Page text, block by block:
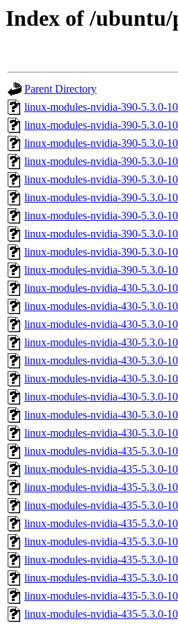
Index of /ubuntu/
Parent Directory
linux-modules-nvidia-390-5.3.0-
linux-modules-nvidia-390-5.3.0-
linux-modules-nvidia-390-5.3.0-
linux-modules-nvidia-390-5.3.0-
linux-modules-nvidia-390-5.3.0-
linux-modules-nvidia-390-5.3.0-
linux-modules-nvidia-390-5.3.0-
linux-modules-nvidia-390-5.3.0-
linux-modules-nvidia-390-5.3.0-
linux-modules-nvidia-390-5.3.0-
linux-modules-nvidia-430-5.3.0-
linux-modules-nvidia-430-5.3.0-
linux-modules-nvidia-430-5.3.0-
linux-modules-nvidia-430-5.3.0-
linux-modules-nvidia-430-5.3.0-
linux-modules-nvidia-430-5.3.0-
linux-modules-nvidia-430-5.3.0-
linux-modules-nvidia-430-5.3.0-
linux-modules-nvidia-430-5.3.0-
linux-modules-nvidia-435-5.3.0-
linux-modules-nvidia-435-5.3.0-
linux-modules-nvidia-435-5.3.0-
linux-modules-nvidia-435-5.3.0-
linux-modules-nvidia-435-5.3.0-
linux-modules-nvidia-435-5.3.0-
linux-modules-nvidia-435-5.3.0-
linux-modules-nvidia-435-5.3.0-
linux-modules-nvidia-435-5.3.0-
linux-modules-nvidia-435-5.3.0-